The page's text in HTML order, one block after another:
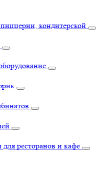
кондитерской
ресторанов и кафе